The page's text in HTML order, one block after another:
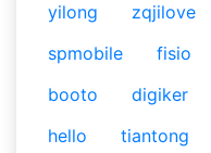
yilong
zqjilove
spmobile
fisio
booto
digiker
hello
tiantong